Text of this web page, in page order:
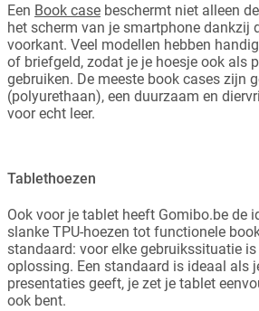
Een Book case beschermt niet alleen
het scherm van je smartphone dankzij
voorkant. Veel modellen hebben
of briefgeld, zodat je je hoesje ook als
gebruiken. De meeste book cases zijn
(polyurethaan), een duurzaam en
voor echt leer.
Tablethoezen
Ook voor je tablet heeft Gomibo.be de
slanke TPU-hoezen tot functionele
standaard: voor elke gebruikssituatie is
oplossing. Een standaard is ideaal als
presentaties geeft, je zet je tablet
ook bent.